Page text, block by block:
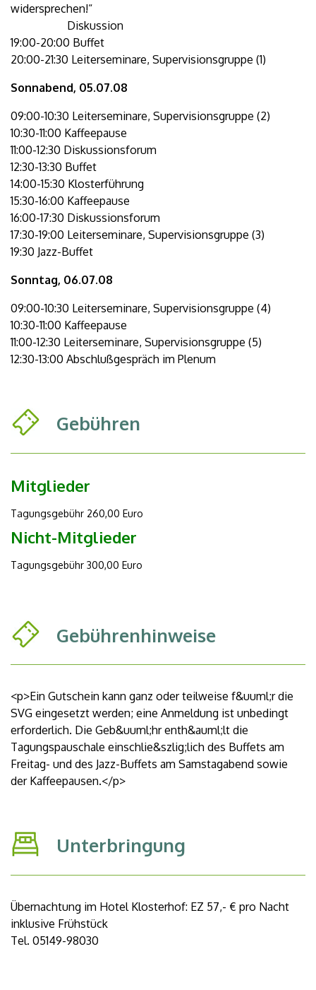
widersprechen!“
Diskussion
19:00-20:00 Buffet
20:00-21:30 Leiterseminare, Supervisionsgruppe (1)
Sonnabend, 05.07.08
09:00-10:30 Leiterseminare, Supervisionsgruppe (2)
10:30-11:00 Kaffeepause
11:00-12:30 Diskussionsforum
12:30-13:30 Buffet
14:00-15:30 Klosterführung
15:30-16:00 Kaffeepause
16:00-17:30 Diskussionsforum
17:30-19:00 Leiterseminare, Supervisionsgruppe (3)
19:30 Jazz-Buffet
Sonntag, 06.07.08
09:00-10:30 Leiterseminare, Supervisionsgruppe (4)
10:30-11:00 Kaffeepause
11:00-12:30 Leiterseminare, Supervisionsgruppe (5)
12:30-13:00 Abschlußgespräch im Plenum
Gebühren
Mitglieder
Tagungsgebühr 260,00 Euro
Nicht-Mitglieder
Tagungsgebühr 300,00 Euro
Gebührenhinweise
<p>Ein Gutschein kann ganz oder teilweise f&uuml;r die
SVG eingesetzt werden; eine Anmeldung ist unbedingt
erforderlich. Die Geb&uuml;hr enth&auml;lt die
Tagungspauschale einschlie&szlig;lich des Buffets am
Freitag- und des Jazz-Buffets am Samstagabend sowie
der Kaffeepausen.</p>
Unterbringung
Übernachtung im Hotel Klosterhof: EZ 57,- € pro Nacht
inklusive Frühstück
Tel. 05149-98030